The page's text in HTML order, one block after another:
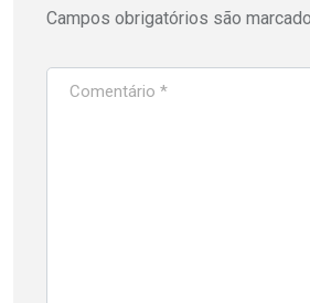
Campos obrigatórios são